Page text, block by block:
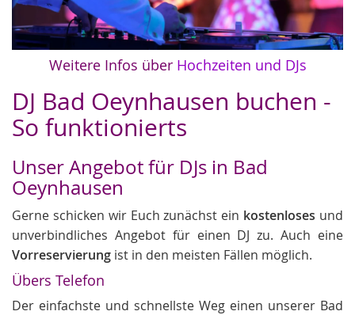
Weitere Infos über Hochzeiten und DJs
DJ Bad Oeynhausen buchen -
So funktionierts
Unser Angebot für DJs in Bad
Oeynhausen
Gerne schicken wir Euch zunächst ein kostenloses und
unverbindliches Angebot für einen DJ zu. Auch eine
Vorreservierung ist in den meisten Fällen möglich.
Übers Telefon
Der einfachste und schnellste Weg einen unserer Bad